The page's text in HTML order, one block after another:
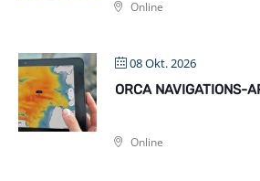
Online
08 Okt. 2026
ORCA NAVIGATIONS-
Online